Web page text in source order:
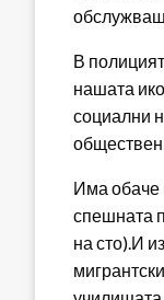
В
нашата
социални
обществен
Има обаче
спешната
на сто).И